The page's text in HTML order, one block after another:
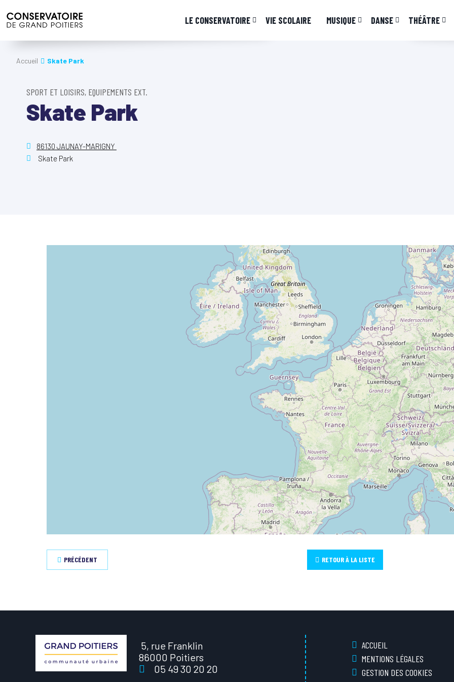
LE CONSERVATOIRE VIE SCOLAIRE MUSIQUE DANSE THÉÂTRE
Accueil Skate Park
SPORT ET LOISIRS, EQUIPEMENTS EXT.
Skate Park
86130 JAUNAY-MARIGNY
Skate Park
PRÉCÉDENT RETOUR À LA LISTE
5, rue Franklin
86000 Poitiers
05 49 30 20 20
ACCUEIL
MENTIONS LÉGALES
GESTION DES COOKIES